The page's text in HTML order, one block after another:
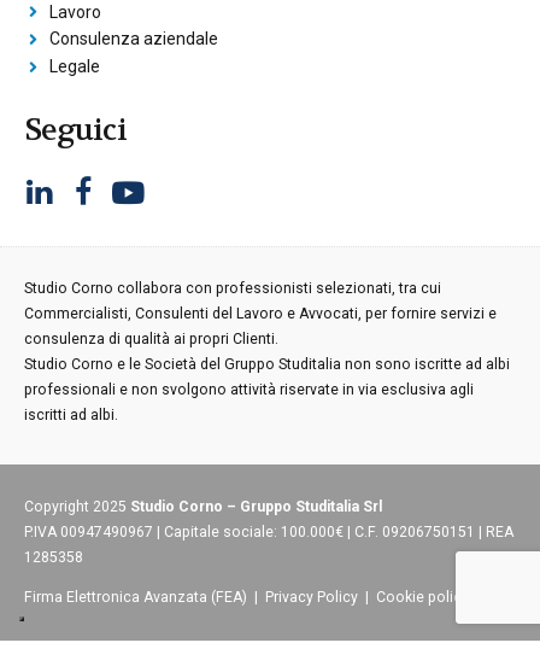
Lavoro
Consulenza aziendale
Legale
Seguici
Studio Corno collabora con professionisti selezionati, tra cui
Commercialisti, Consulenti del Lavoro e Avvocati, per fornire servizi e
consulenza di qualità ai propri Clienti.
Studio Corno e le Società del Gruppo Studitalia non sono iscritte ad albi
professionali e non svolgono attività riservate in via esclusiva agli
iscritti ad albi.
Copyright 2025 Studio Corno – Gruppo Studitalia Srl
P.IVA 00947490967 | Capitale sociale: 100.000€ | C.F. 09206750151 | REA
1285358
Firma Elettronica Avanzata (FEA) Privacy Policy Cookie policy